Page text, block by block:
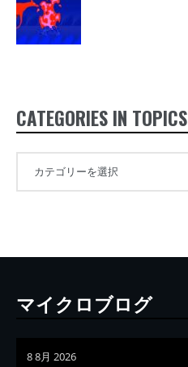
CATEGORIES IN TOPICS
マイクロブログ
8 8月 2026